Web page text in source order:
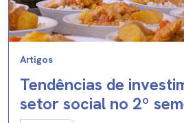
Artigos
Tendências de
setor social no 2º